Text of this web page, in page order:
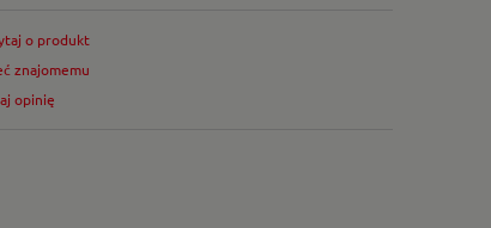
o produkt
znajomemu
opinię